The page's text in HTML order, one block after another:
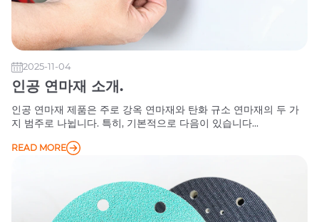
2025-11-04
인공 연마재 소개.
인공 연마재 제품은 주로 강옥 연마재와 탄화 규소 연마재의 두 가
지 범주로 나뉩니다. 특히, 기본적으로 다음이 있습니다...
READ MORE